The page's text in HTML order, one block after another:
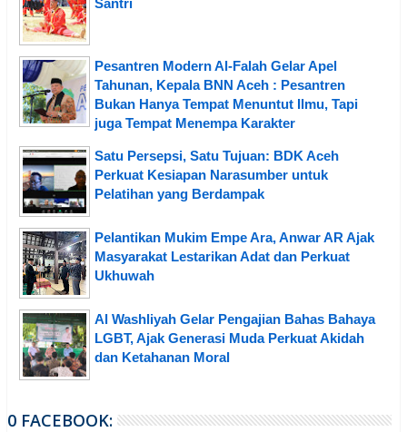
Pesantren Modern Al-Falah Gelar Apel
Tahunan, Kepala BNN Aceh : Pesantren
Bukan Hanya Tempat Menuntut Ilmu, Tapi
juga Tempat Menempa Karakter
Satu Persepsi, Satu Tujuan: BDK Aceh
Perkuat Kesiapan Narasumber untuk
Pelatihan yang Berdampak
Pelantikan Mukim Empe Ara, Anwar AR Ajak
Masyarakat Lestarikan Adat dan Perkuat
Ukhuwah
Al Washliyah Gelar Pengajian Bahas Bahaya
LGBT, Ajak Generasi Muda Perkuat Akidah
dan Ketahanan Moral
0 FACEBOOK: